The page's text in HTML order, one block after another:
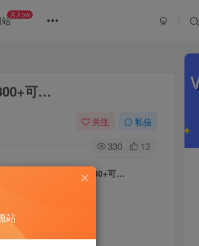
月入5w
可…
关注 私信
330 13
快速起号，单号日收入800+可…
站